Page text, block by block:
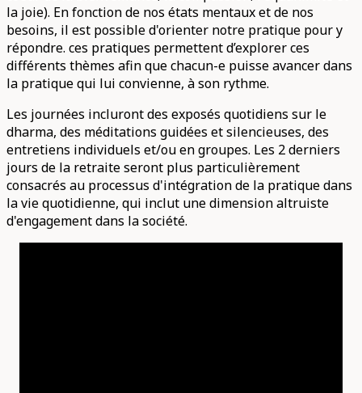
la joie). En fonction de nos états mentaux et de nos
besoins, il est possible d'orienter notre pratique pour y
répondre. ces pratiques permettent d’explorer ces
différents thèmes afin que chacun-e puisse avancer dans
la pratique qui lui convienne, à son rythme.
Les journées incluront des exposés quotidiens sur le
dharma, des méditations guidées et silencieuses, des
entretiens individuels et/ou en groupes. Les 2 derniers
jours de la retraite seront plus particulièrement
consacrés au processus d'intégration de la pratique dans
la vie quotidienne, qui inclut une dimension altruiste
d'engagement dans la société.